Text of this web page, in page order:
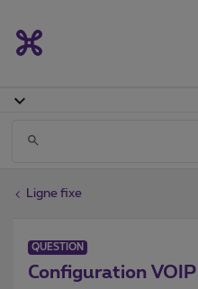
Ligne fixe
QUESTION
Configuration